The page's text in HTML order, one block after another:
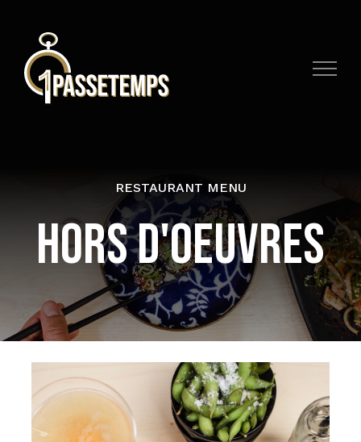
content
RESTAURANT MENU
HORS D'OEUVRES